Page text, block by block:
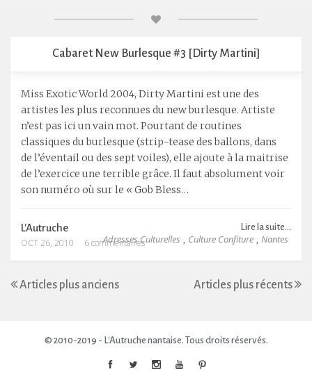
Cabaret New Burlesque #3 [Dirty Martini]
Miss Exotic World 2004, Dirty Martini est une des
artistes les plus reconnues du new burlesque. Artiste
n’est pas ici un vain mot. Pourtant de routines
classiques du burlesque (strip-tease des ballons, dans
de l’éventail ou des sept voiles), elle ajoute à la maitrise
de l’exercice une terrible grâce. Il faut absolument voir
son numéro où sur le « Gob Bless…
Lire la suite...
Adresses Culturelles , Culture Confiture , Nantes
L'Autruche
OCT 26, 2010
6 commentaires
Articles plus anciens Articles plus récents
© 2010-2019 - L'Autruche nantaise. Tous droits réservés.